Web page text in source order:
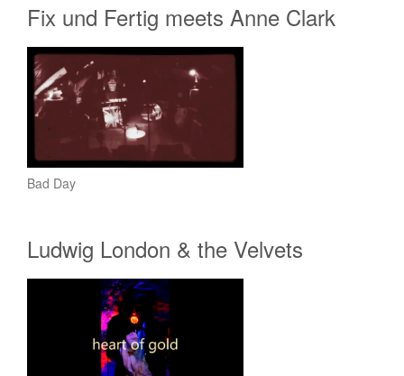
Fix und Fertig meets Anne Clark
Bad Day
Ludwig London & the Velvets